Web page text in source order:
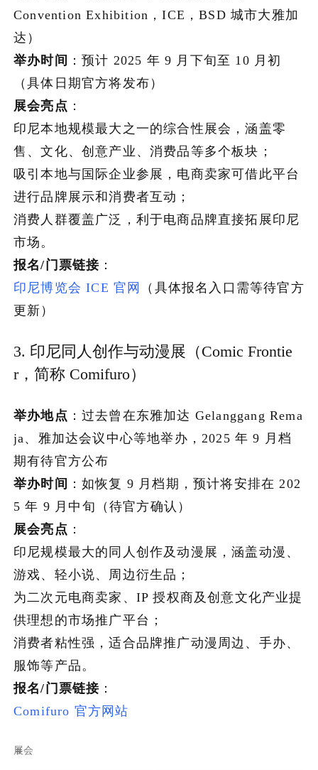
Convention Exhibition，ICE，BSD 城市大雅加
达）
举办时间 ：预计 2025 年 9 月下旬至 10 月初
（具体日期官方将发布）
展会亮点 ：
印尼本地规模最大之一的综合性展会，涵盖零
售、文化、创意产业、消费品等多个板块；
吸引本地与国际企业参展，电商卖家可借此平台
进行品牌展示和消费者互动；
消费人群覆盖广泛，利于电商品牌直接拓展印尼
市场。
报名/门票链接 ：
印尼博览会 ICE 官网
（具体报名入口需等待官方
更新）
3. 印尼同人创作与动漫展（Comic Frontie
r，简称 Comifuro）
举办地点 ：过去曾在东雅加达 Gelanggang Rema
ja、雅加达会议中心等地举办，2025 年 9 月档
期有待官方公布
举办时间 ：如恢复 9 月档期，预计将安排在 202
5 年 9 月中旬（待官方确认）
展会亮点 ：
印尼规模最大的同人创作及动漫展，涵盖动漫、
游戏、轻小说、周边衍生品；
为二次元电商卖家、IP 授权商及创意文化产业提
供理想的市场推广平台；
消费者粘性强，适合品牌推广动漫周边、手办、
服饰等产品。
报名/门票链接 ：
Comifuro 官方网站
展会